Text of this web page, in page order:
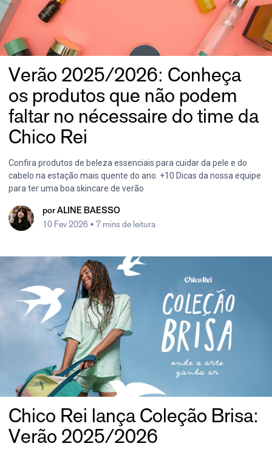
Verão 2025/2026: Conheça
os produtos que não podem
faltar no nécessaire do time da
Chico Rei
Confira produtos de beleza essenciais para cuidar da pele e do
cabelo na estação mais quente do ano. +10 Dicas da nossa equipe
para ter uma boa skincare de verão
por ALINE BAESSO
10 Fev 2026 • 7 mins de leitura
Chico Rei lança Coleção Brisa:
Verão 2025/2026